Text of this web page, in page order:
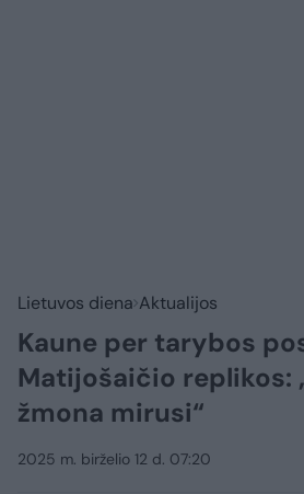
Lietuvos diena Aktualijos
Kaune per tarybos
Matijošaičio replikos:
žmona mirusi“
2025 m. birželio 12 d. 07:20